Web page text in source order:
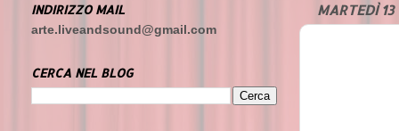
MARTEDÌ
INDIRIZZO MAIL
arte.liveandsound@gmail.com
CERCA NEL BLOG